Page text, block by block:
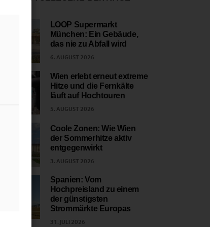
LOOP Supermarkt
München: Ein Gebäude,
das nie zu Abfall wird
6. AUGUST 2026
Wien erlebt erneut extreme
Hitze und die Fernkälte
läuft auf Hochtouren
5. AUGUST 2026
Coole Zonen: Wie Wien
der Sommerhitze aktiv
entgegenwirkt
3. AUGUST 2026
Spanien: Vom
Hochpreisland zu einem
der günstigsten
Strommärkte Europas
31. JULI 2026